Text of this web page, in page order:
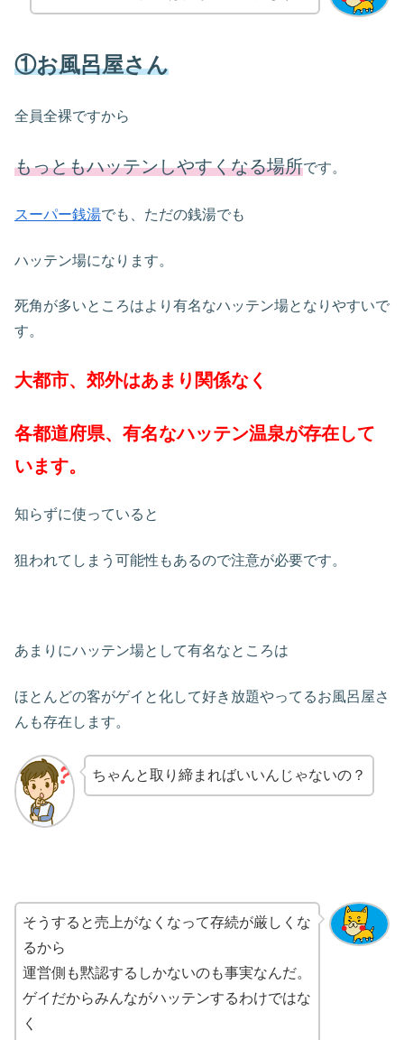
①お風呂屋さん
全員全裸ですから
もっともハッテンしやすくなる場所です。
スーパー銭湯でも、ただの銭湯でも
ハッテン場になります。
死角が多いところはより有名なハッテン場となりやすいで
す。
大都市、郊外はあまり関係なく
各都道府県、有名なハッテン温泉が存在して
います。
知らずに使っていると
狙われてしまう可能性もあるので注意が必要です。
あまりにハッテン場として有名なところは
ほとんどの客がゲイと化して好き放題やってるお風呂屋さ
んも存在します。
ちゃんと取り締まればいいんじゃないの？
そうすると売上がなくなって存続が厳しくな
るから
運営側も黙認するしかないのも事実なんだ。
ゲイだからみんながハッテンするわけではな
く